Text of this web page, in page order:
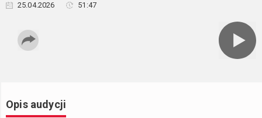
25.04.2026 51:47
Opis audycji